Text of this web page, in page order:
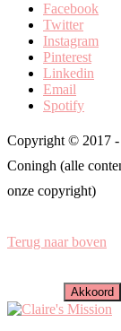
Facebook
Twitter
Instagram
Pinterest
Linkedin
Email
Spotify
Copyright © 2017 -
Coningh (alle
onze copyright)
Terug naar boven
Akkoord